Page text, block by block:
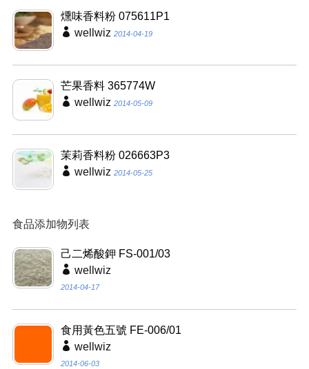
燻味香料粉 075611P1
wellwiz 2014-04-19
芒果香料 365774W
wellwiz 2014-05-09
茉莉香料粉 026663P3
wellwiz 2014-05-25
食品添加物列表
己二烯酸鉀 FS-001/03
wellwiz
2014-04-17
食用黃色五號 FE-006/01
wellwiz
2014-06-03